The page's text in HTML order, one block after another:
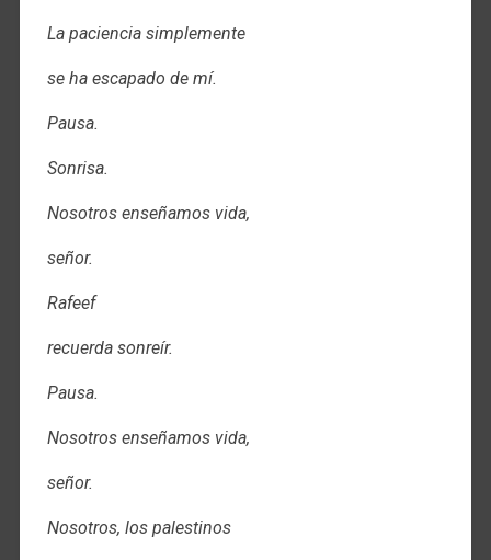
La paciencia simplemente
se ha escapado de mí.
Pausa.
Sonrisa.
Nosotros enseñamos vida,
señor.
Rafeef
recuerda sonreír.
Pausa.
Nosotros enseñamos vida,
señor.
Nosotros, los palestinos